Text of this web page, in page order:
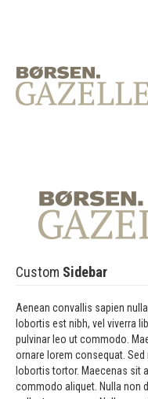
Custom Sidebar
Aenean convallis sapien
lobortis est nibh, vel viverra
pulvinar leo ut commodo.
ornare lorem consequat.
lobortis tortor. Maecenas sit
commodo aliquet. Nulla non